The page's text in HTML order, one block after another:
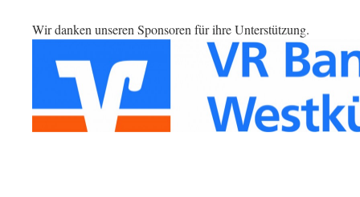
Wir danken unseren Sponsoren für ihre Unterstützung.